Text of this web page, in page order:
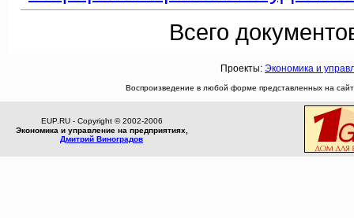
Всего
Проекты: Экономика и
Воспроизведение в любой форме представленных на
EUP.RU - Copyright © 2002-2006
Экономика и управление на предприятиях,
Дмитрий Виноградов